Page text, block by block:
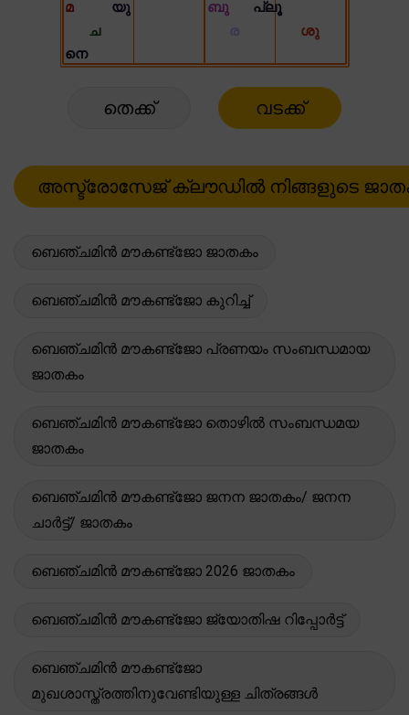
തെക്ക് വടക്ക്
ബെഞ്ചമിൻ മൗകണ്ട്ജോ ജാതകം
ബെഞ്ചമിൻ മൗകണ്ട്ജോ കുറിച്ച്
ബെഞ്ചമിൻ മൗകണ്ട്ജോ പ്രണയം സംബന്ധമായ
ജാതകം
ബെഞ്ചമിൻ മൗകണ്ട്ജോ തൊഴിൽ സംബന്ധമയ
ജാതകം
ബെഞ്ചമിൻ മൗകണ്ട്ജോ ജനന ജാതകം/ ജനന
ചാർട്ട്/ ജാതകം
ബെഞ്ചമിൻ മൗകണ്ട്ജോ 2026 ജാതകം
ബെഞ്ചമിൻ മൗകണ്ട്ജോ ജ്യോതിഷ റിപ്പോർട്ട്
ബെഞ്ചമിൻ മൗകണ്ട്ജോ
മുഖശാസ്ത്രത്തിനുവേണ്ടിയുള്ള ചിത്രങ്ങൾ